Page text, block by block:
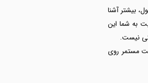
بیشتر آشنا
به شما این
نیست.
مستمر روی